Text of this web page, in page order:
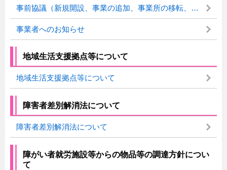
事前協議（新規開設、事業の追加、事業所の移転、設備改修等）
事業者へのお知らせ
地域生活支援拠点等について
地域生活支援拠点等について
障害者差別解消法について
障害者差別解消法について
障がい者就労施設等からの物品等の調達方針につい
て